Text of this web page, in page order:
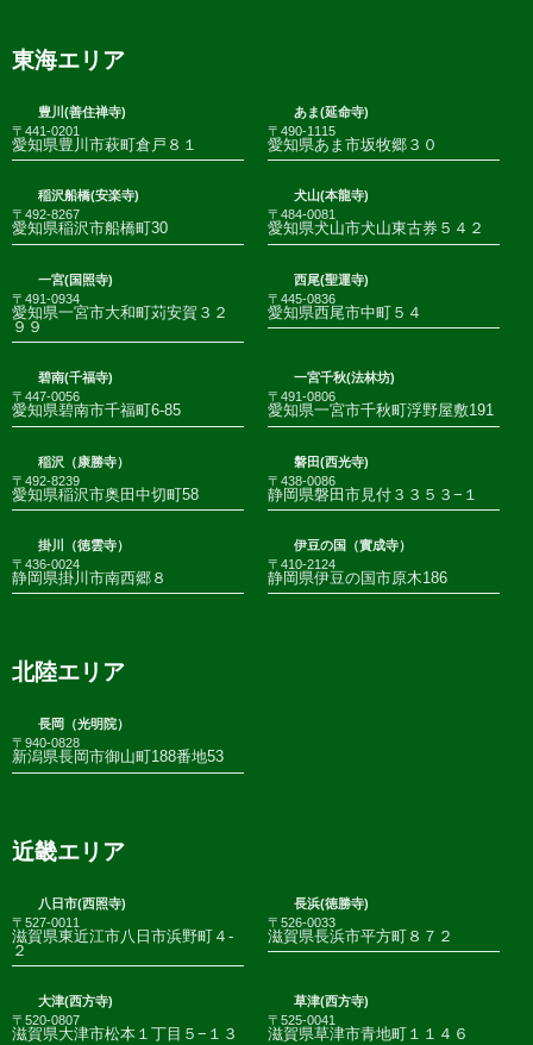
東海エリア
豊川(善住禅寺)
〒441-0201
愛知県豊川市萩町倉戸８１
あま(延命寺)
〒490-1115
愛知県あま市坂牧郷３０
稲沢船橋(安楽寺)
〒492-8267
愛知県稲沢市船橋町30
犬山(本龍寺)
〒484-0081
愛知県犬山市犬山東古券５４２
一宮(国照寺)
〒491-0934
愛知県一宮市大和町苅安賀３２
９９
西尾(聖運寺)
〒445-0836
愛知県西尾市中町５４
碧南(千福寺)
〒447-0056
愛知県碧南市千福町6-85
一宮千秋(法林坊)
〒491-0806
愛知県一宮市千秋町浮野屋敷191
稲沢（康勝寺）
〒492-8239
愛知県稲沢市奥田中切町58
磐田(西光寺)
〒438-0086
静岡県磐田市見付３３５３−１
掛川（徳雲寺）
〒436-0024
静岡県掛川市南西郷８
伊豆の国（實成寺）
〒410-2124
静岡県伊豆の国市原木186
北陸エリア
長岡（光明院）
〒940-0828
新潟県長岡市御山町188番地53
近畿エリア
八日市(西照寺)
〒527-0011
滋賀県東近江市八日市浜野町４-
２
長浜(徳勝寺)
〒526-0033
滋賀県長浜市平方町８７２
大津(西方寺)
〒520-0807
滋賀県大津市松本１丁目５−１３
草津(西方寺)
〒525-0041
滋賀県草津市青地町１１４６